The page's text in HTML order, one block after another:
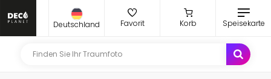
Deutschland Favorit Korb Speisekarte